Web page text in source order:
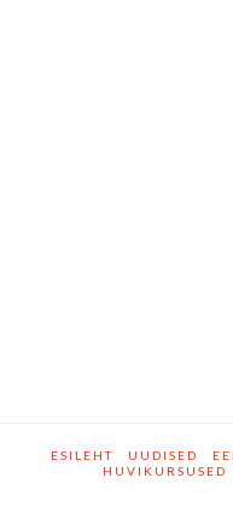
ESILEHT UUDISED
HUVIKURSUSED